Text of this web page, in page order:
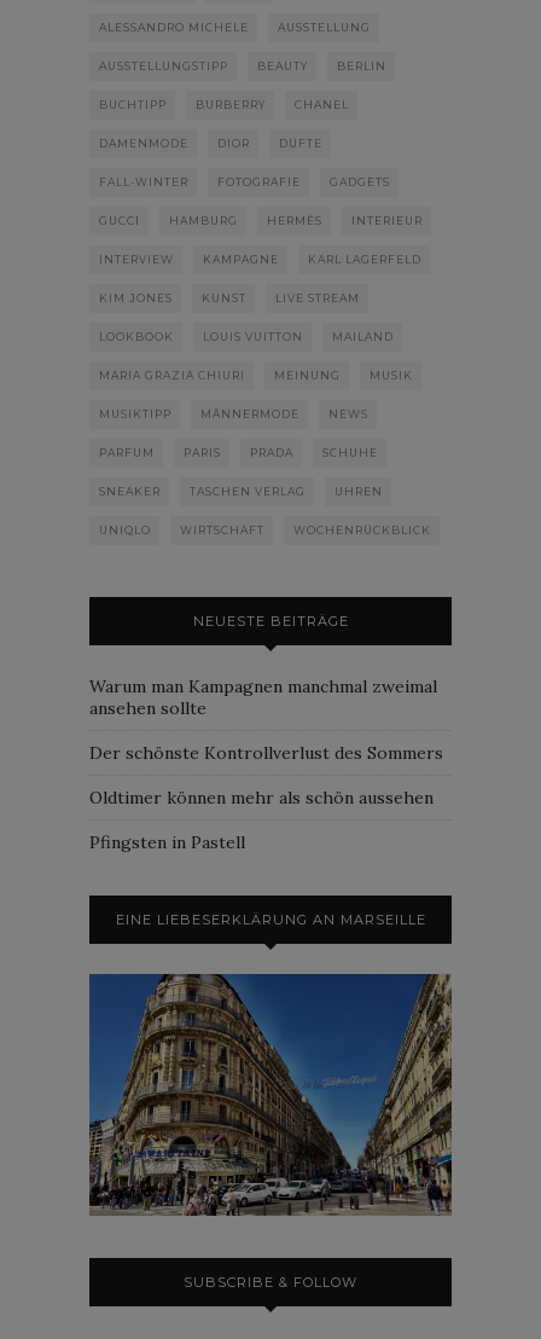
ALESSANDRO MICHELE AUSSTELLUNG
AUSSTELLUNGSTIPP BEAUTY BERLIN
BUCHTIPP BURBERRY CHANEL
DAMENMODE DIOR DÜFTE
FALL-WINTER FOTOGRAFIE GADGETS
GUCCI HAMBURG HERMÈS INTERIEUR
INTERVIEW KAMPAGNE KARL LAGERFELD
KIM JONES KUNST LIVE STREAM
LOOKBOOK LOUIS VUITTON MAILAND
MARIA GRAZIA CHIURI MEINUNG MUSIK
MUSIKTIPP MÄNNERMODE NEWS
PARFUM PARIS PRADA SCHUHE
SNEAKER TASCHEN VERLAG UHREN
UNIQLO WIRTSCHAFT WOCHENRÜCKBLICK
NEUESTE BEITRÄGE
Warum man Kampagnen manchmal zweimal
ansehen sollte
Der schönste Kontrollverlust des Sommers
Oldtimer können mehr als schön aussehen
Pfingsten in Pastell
EINE LIEBESERKLÄRUNG AN MARSEILLE
SUBSCRIBE & FOLLOW